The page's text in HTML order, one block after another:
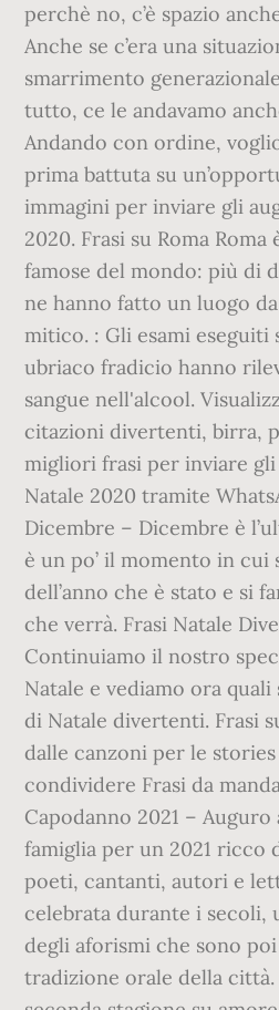
perchè no, c’è spazio
Anche se c’era una
smarrimento
tutto, ce le andavamo
Andando con ordine,
prima battuta su
immagini per inviare gli
2020. Frasi su Roma
famose del mondo: più di
ne hanno fatto un luogo
mitico. : Gli esami eseguiti
ubriaco fradicio hanno
sangue nell'alcool.
citazioni divertenti, birra,
migliori frasi per inviare
Natale 2020 tramite
Dicembre – Dicembre è
è un po’ il momento in cui
dell’anno che è stato e si
che verrà. Frasi Natale
Continuiamo il nostro
Natale e vediamo ora
di Natale divertenti. Frasi
dalle canzoni per le
condividere Frasi da
Capodanno 2021 –
famiglia per un 2021 ricco
poeti, cantanti, autori e
celebrata durante i secoli,
degli aforismi che sono
tradizione orale della